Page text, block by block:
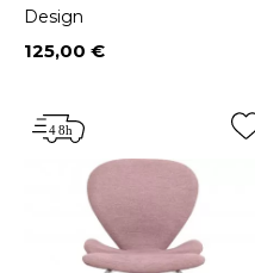
Design
Prix
125,00 €